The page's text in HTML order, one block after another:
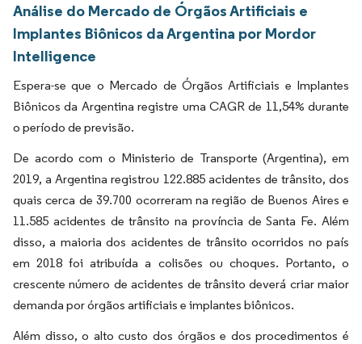
Análise do Mercado de Órgãos Artificiais e
Implantes Biônicos da Argentina por Mordor
Intelligence
Espera-se que o Mercado de Órgãos Artificiais e Implantes
Biônicos da Argentina registre uma CAGR de 11,54% durante
o período de previsão.
De acordo com o Ministerio de Transporte (Argentina), em
2019, a Argentina registrou 122.885 acidentes de trânsito, dos
quais cerca de 39.700 ocorreram na região de Buenos Aires e
11.585 acidentes de trânsito na província de Santa Fe. Além
disso, a maioria dos acidentes de trânsito ocorridos no país
em 2018 foi atribuída a colisões ou choques. Portanto, o
crescente número de acidentes de trânsito deverá criar maior
demanda por órgãos artificiais e implantes biônicos.
Além disso, o alto custo dos órgãos e dos procedimentos é